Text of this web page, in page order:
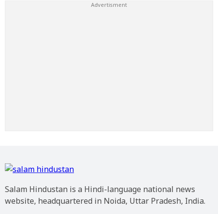
Salam Hindustan is a Hindi-language national news
website, headquartered in Noida, Uttar Pradesh, India.